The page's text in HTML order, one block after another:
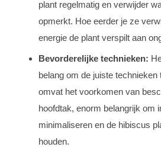
plant regelmatig en verwijder
opmerkt. Hoe eerder je ze
energie de plant verspilt aan
Bevorderelijke technieken:
belang om de juiste
omvat het voorkomen van
hoofdtak, enorm belangrijk om
minimaliseren en de hibiscus
houden.